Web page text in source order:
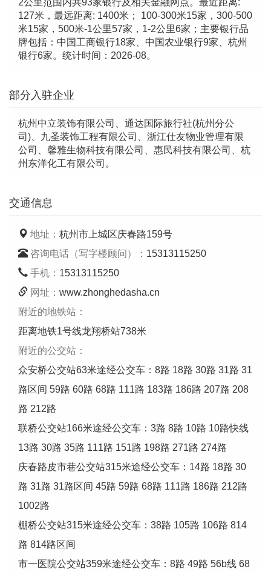
2公里范围内共93家银行及相关金融网点。最近距离:
127米，最远距离: 1400米； 100-300米15家，300-500
米15家，500米-1公里57家，1-2公里6家；主要银行品
牌包括：中国工商银行18家、中国农业银行9家、杭州
银行6家。统计时间：2026-08。
部分入驻企业
杭州中立装饰有限公司、通达国际旅行社(杭州分公
司)、九圣装饰工程有限公司、浙江仕友物业管理有限
公司、馨雅生物科技有限公司、惠民科技有限公司、杭
州东洋化工有限公司。
交通信息
地址： 杭州市上城区庆春路159号
咨询电话（写字楼顾问）： 15313115250
手机： 15313115250
网址： www.zhonghedasha.cn
附近的地铁站：
距离地铁1号线龙翔桥站738米
附近的公交站：
众安桥公交站63米途经公交车：8路 18路 30路 31路 31
路区间 59路 60路 68路 111路 183路 186路 207路 208
路 212路
联桥公交站166米途经公交车：3路 8路 10路 10路快线
13路 30路 35路 111路 151路 198路 271路 274路
庆春路皮市巷公交站315米途经公交车：14路 18路 30
路 31路 31路区间 45路 59路 68路 111路 186路 212路
1002路
棚桥公交站315米途经公交车：38路 105路 106路 814
路 814路区间
市一医院公交站359米途经公交车：8路 49路 56b线 68